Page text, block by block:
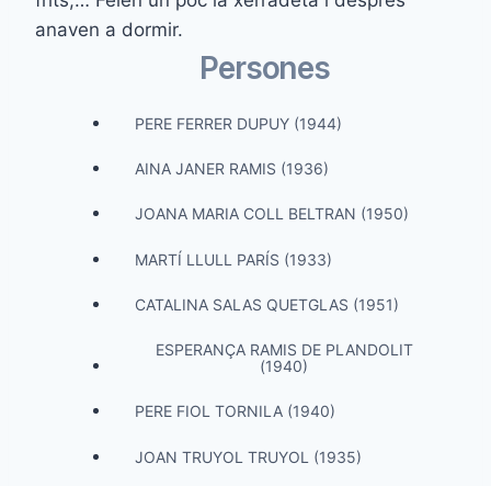
anaven a dormir.
Persones
PERE FERRER DUPUY (1944)
AINA JANER RAMIS (1936)
JOANA MARIA COLL BELTRAN (1950)
MARTÍ LLULL PARÍS (1933)
CATALINA SALAS QUETGLAS (1951)
ESPERANÇA RAMIS DE PLANDOLIT
(1940)
PERE FIOL TORNILA (1940)
JOAN TRUYOL TRUYOL (1935)